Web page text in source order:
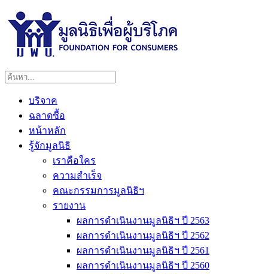
บริจาค
ฉลาดซื้อ
หน้าหลัก
รู้จักมูลนิธิ
เราคือใคร
ความสำเร็จ
คณะกรรมการมูลนิธิฯ
รายงาน
ผลการดำเนินงานมูลนิธิฯ ปี 2563
ผลการดำเนินงานมูลนิธิฯ ปี 2562
ผลการดำเนินงานมูลนิธิฯ ปี 2561
ผลการดำเนินงานมูลนิธิฯ ปี 2560